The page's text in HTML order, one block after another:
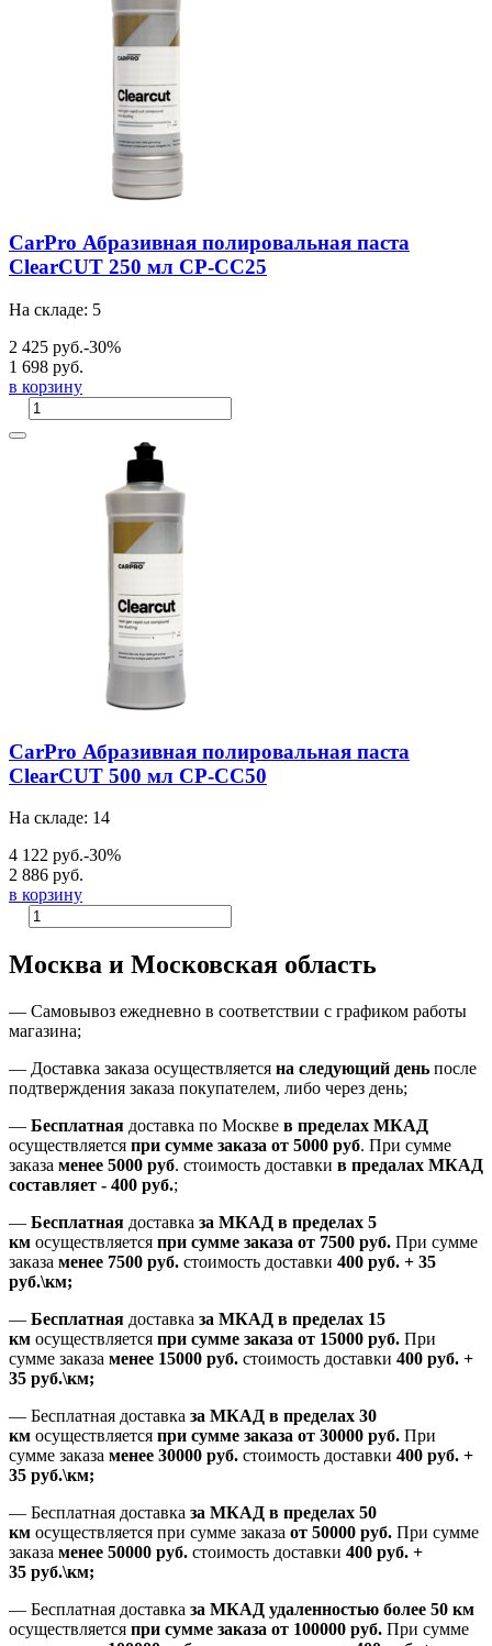
CarPro Абразивная полировальная паста
ClearCUT 250 мл CP-CC25
На складе: 5
2 425 руб.-30%
1 698 руб.
в корзину
CarPro Абразивная полировальная паста
ClearCUT 500 мл CP-CC50
На складе: 14
4 122 руб.-30%
2 886 руб.
в корзину
Москва и Московская область
— Самовывоз ежедневно в соответствии с графиком работы
магазина;
— Доставка заказа осуществляется на следующий день после
подтверждения заказа покупателем, либо через день;
— Бесплатная доставка по Москве в пределах МКАД
осуществляется при сумме заказа от 5000 руб. При сумме
заказа менее 5000 руб. стоимость доставки в предалах МКАД
составляет - 400 руб.;
— Бесплатная доставка за МКАД в пределах 5
км осуществляется при сумме заказа от 7500 руб. При сумме
заказа менее 7500 руб. стоимость доставки 400 руб. + 35
руб.\км;
— Бесплатная доставка за МКАД в пределах 15
км осуществляется при сумме заказа от 15000 руб. При
сумме заказа менее 15000 руб. стоимость доставки 400 руб. +
35 руб.\км;
— Бесплатная доставка за МКАД в пределах 30
км осуществляется при сумме заказа от 30000 руб. При
сумме заказа менее 30000 руб. стоимость доставки 400 руб. +
35 руб.\км;
— Бесплатная доставка за МКАД в пределах 50
км осуществляется при сумме заказа от 50000 руб. При сумме
заказа менее 50000 руб. стоимость доставки 400 руб. +
35 руб.\км;
— Бесплатная доставка за МКАД удаленностью более 50 км
осуществляется при сумме заказа от 100000 руб. При сумме